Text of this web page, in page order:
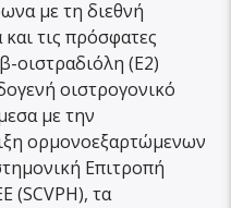
με τη διεθνή
τις πρόσφατες
οιστραδιόλη (Ε2)
οιστρογονικό
με την
ορμονοεξαρτώμενων
Επιτροπή
(SCVPH), τα